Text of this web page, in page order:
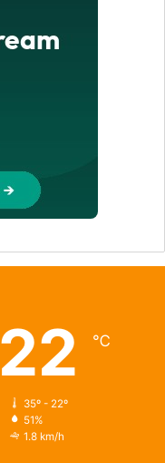
22 ℃
35º - 22º
51%
1.8 km/h